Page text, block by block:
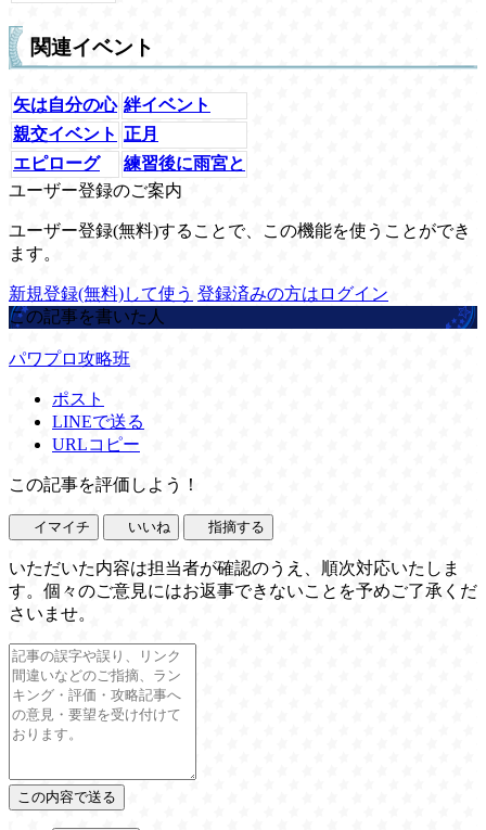
関連イベント
矢は自分の心 絆イベント
親交イベント 正月
エピローグ
練習後に雨宮と
ユーザー登録のご案内
ユーザー登録(無料)することで、この機能を使うことができ
ます。
新規登録(無料)して使う 登録済みの方はログイン
この記事を書いた人
パワプロ攻略班
ポスト
LINEで送る
URLコピー
この記事を評価しよう！
イマイチ いいね 指摘する
いただいた内容は担当者が確認のうえ、順次対応いたしま
す。個々のご意見にはお返事できないことを予めご了承くだ
さいませ。